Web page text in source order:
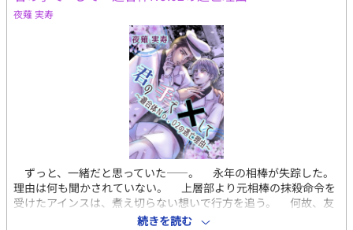
夜薙 実寿
ずっと、一緒だと思っていた――。 永年の相棒が失踪した。
理由は何も聞かされていない。 上層部より元相棒の抹殺命令を
受けたアインスは、煮え切らない想いで行方を追う。 何故、友
を手に掛けねばならないのか。そして、友は何故姿を消したの
続きを読む